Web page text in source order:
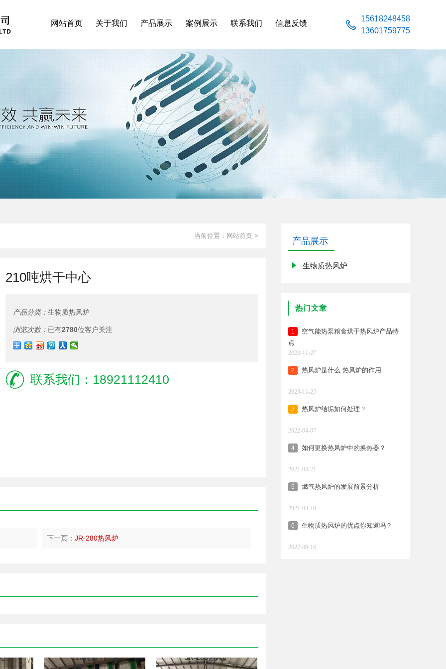
网站首页 关于我们 产品展示 案例展示 联系我们 信息反馈
15618248458
13601759775
当前位置： 网站首页 >
210吨烘干中心
产品分类： 生物质热风炉
浏览次数： 已有2780位客户关注
联系我们：18921112410
下一页： JR-280热风炉
210吨烘干中心 JR-280热风炉
产品展示
生物质热风炉
热门文章
1
空气能热泵粮食烘干热风炉产品特
点
2023-11-27
2 热风炉是什么 热风炉的作用
2023-11-25
3 热风炉结垢如何处理？
2022-04-07
4 如何更换热风炉中的换热器？
2021-04-21
5 燃气热风炉的发展前景分析
2021-04-19
6 生物质热风炉的优点你知道吗？
2022-09-16